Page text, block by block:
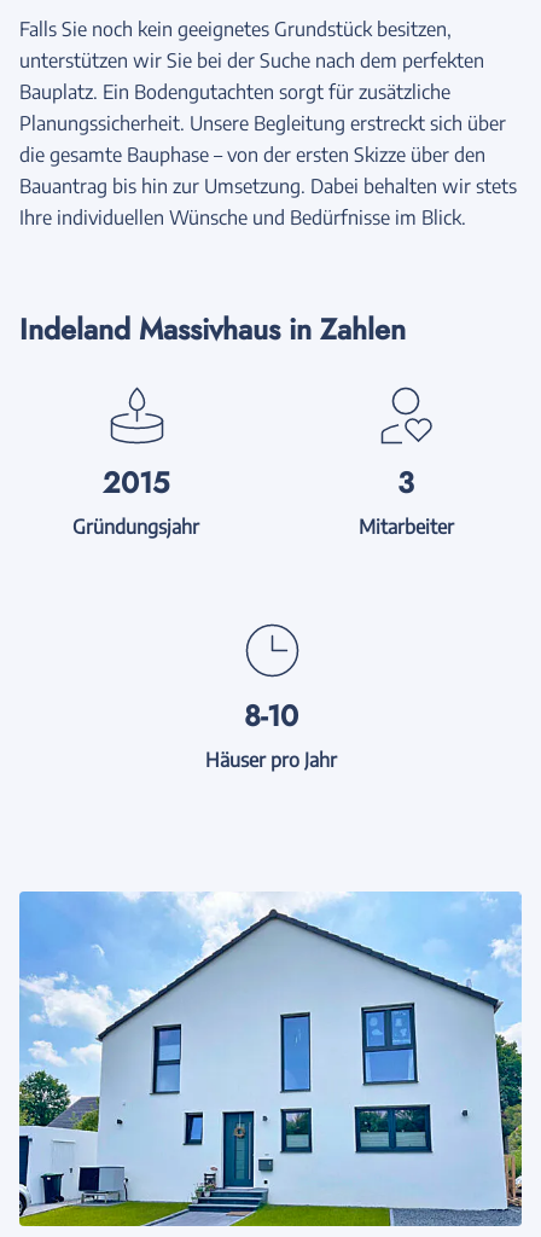
Falls Sie noch kein geeignetes Grundstück besitzen,
unterstützen wir Sie bei der Suche nach dem perfekten
Bauplatz. Ein Bodengutachten sorgt für zusätzliche
Planungssicherheit. Unsere Begleitung erstreckt sich über
die gesamte Bauphase – von der ersten Skizze über den
Bauantrag bis hin zur Umsetzung. Dabei behalten wir stets
Ihre individuellen Wünsche und Bedürfnisse im Blick.
Indeland Massivhaus in Zahlen
2015
Gründungsjahr
3
Mitarbeiter
8-10
Häuser pro Jahr